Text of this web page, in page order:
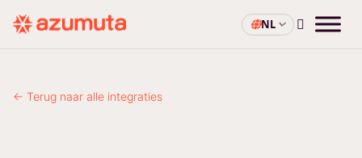
NL
← Terug naar alle integraties